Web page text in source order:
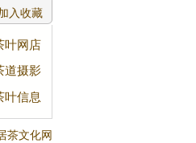
入收藏
叶网店
道摄影
叶信息